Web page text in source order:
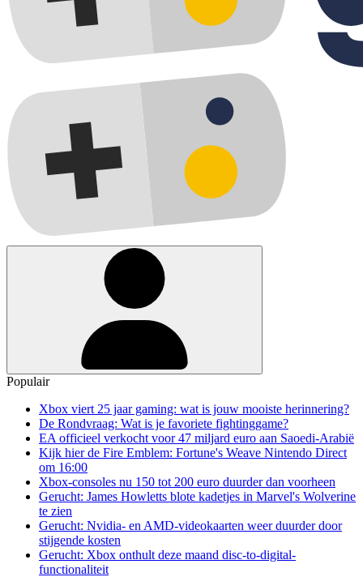
Populair
Xbox viert 25 jaar gaming: wat is jouw mooiste herinnering?
De Rondvraag: Wat is je favoriete fightinggame?
EA officieel verkocht voor 47 miljard euro aan Saoedi-Arabië
Kijk hier de Fire Emblem: Fortune's Weave Nintendo Direct
om 16:00
Xbox-consoles nu 150 tot 200 euro duurder dan voorheen
Gerucht: James Howletts blote kadetjes in Marvel's Wolverine
te zien
Gerucht: Nvidia- en AMD-videokaarten weer duurder door
stijgende kosten
Gerucht: Xbox onthult deze maand disc-to-digital-
functionaliteit